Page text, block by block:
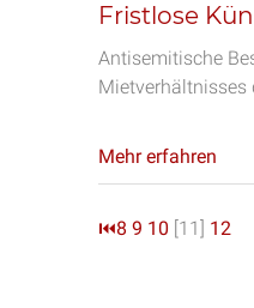
Fristlose
Antisemitische
Mietverhältnisses
Mehr erfahren
⏮8 9 10 [11] 12